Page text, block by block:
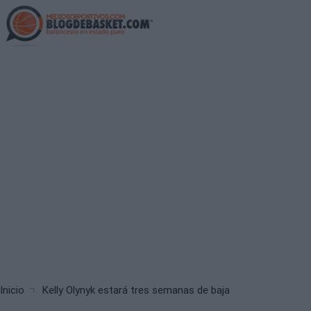
Skip
to
main
Breadcrumb
Inicio Kelly Olynyk estará tres semanas de baja